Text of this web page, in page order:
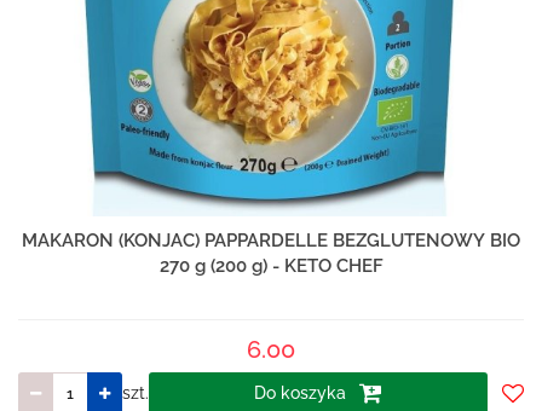
MAKARON (KONJAC) PAPPARDELLE BEZGLUTENOWY BIO
270 g (200 g) - KETO CHEF
6.00
szt. Do koszyka